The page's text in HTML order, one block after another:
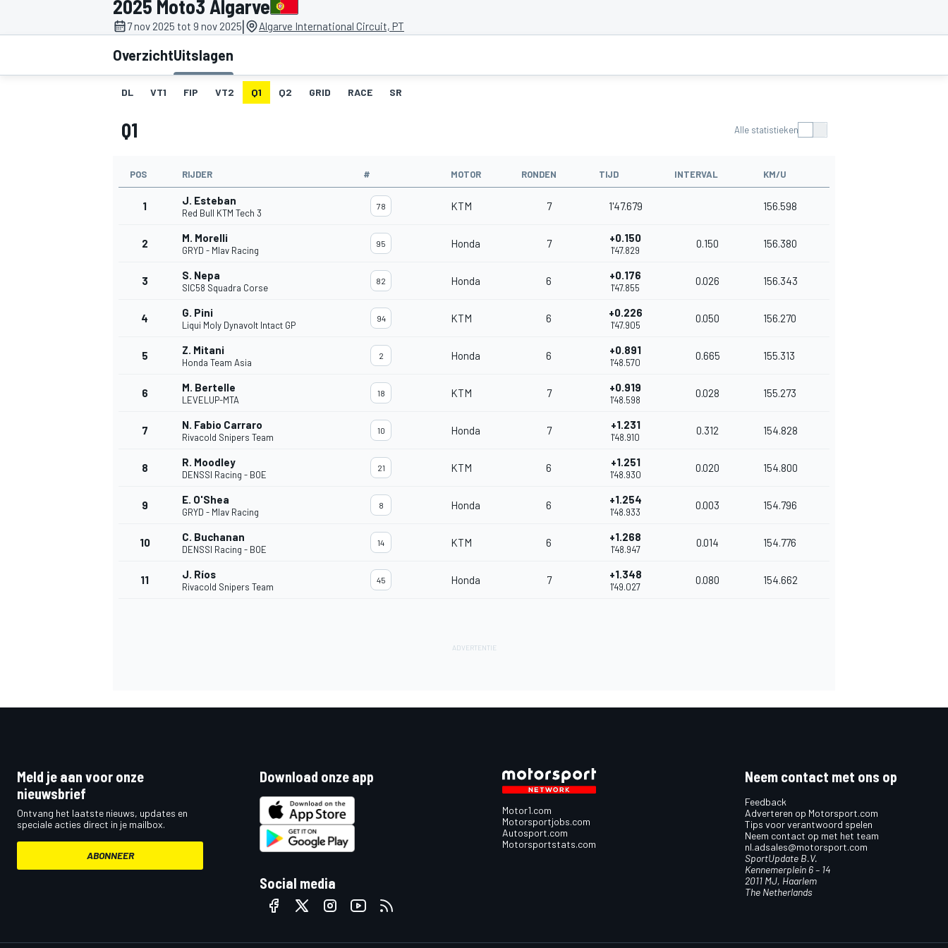
DTM
2025 Moto3 Algarve
7 nov 2025 tot 9 nov 2025| Algarve International Circuit, PT
OverzichtUitslagen
DL VT1 FIP VT2 Q1 Q2 GRID RACE SR
Q1 Alle statistieken
POS RIJDER # MOTOR RONDEN TIJD INTERVAL KM/U
1 J. Esteban
Red Bull KTM Tech 3
78 KTM 7 1'47.679 156.598
2 M. Morelli
GRYD - Mlav Racing
95 Honda 7 +0.150
1'47.829
0.150 156.380
3 S. Nepa
SIC58 Squadra Corse
82 Honda 6 +0.176
1'47.855
0.026 156.343
4 G. Pini
Liqui Moly Dynavolt Intact GP
94 KTM 6 +0.226
1'47.905
0.050 156.270
5 Z. Mitani
Honda Team Asia
2 Honda 6 +0.891
1'48.570
0.665 155.313
6 M. Bertelle
LEVELUP-MTA
18 KTM 7 +0.919
1'48.598
0.028 155.273
7 N. Fabio Carraro
Rivacold Snipers Team
10 Honda 7 +1.231
1'48.910
0.312 154.828
8 R. Moodley
DENSSI Racing - BOE
21 KTM 6 +1.251
1'48.930
0.020 154.800
9 E. O'Shea
GRYD - Mlav Racing
8 Honda 6 +1.254
1'48.933
0.003 154.796
10 C. Buchanan
DENSSI Racing - BOE
14 KTM 6 +1.268
1'48.947
0.014 154.776
11 J. Ríos
Rivacold Snipers Team
45 Honda 7 +1.348
1'49.027
0.080 154.662
Meld je aan voor onze
nieuwsbrief
Ontvang het laatste nieuws, updates en
speciale acties direct in je mailbox.
ABONNEER
Download onze app
Social media
Motor1.com
Motorsportjobs.com
Autosport.com
Motorsportstats.com
Neem contact met ons op
Feedback
Adverteren op Motorsport.com
Tips voor verantwoord spelen
Neem contact op met het team
nl.adsales@motorsport.com
SportUpdate B.V.
Kennemerplein 6 – 14
2011 MJ, Haarlem
The Netherlands